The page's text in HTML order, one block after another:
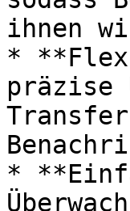
ihnen
*
präzise
*